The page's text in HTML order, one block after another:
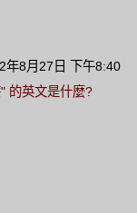
年8月27日 下午8:40
的英文是什麼?